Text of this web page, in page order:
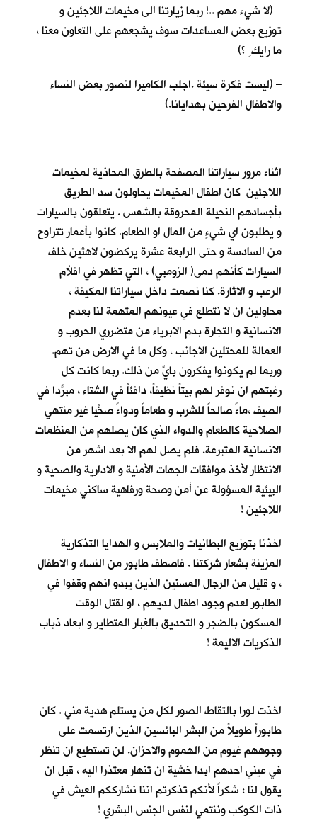
– (لا شيء مهم ..! ربما زيارتنا الى مخيمات اللاجئين و
توزيع بعض المساعدات سوف يشجعهم على التعاون معنا ،
ما رايك ِ ؟)
– (ليست فكرة سيئة .اجلب الكاميرا لنصور بعض النساء
والاطفال الفرحين بهدايانا.)
اثناء مرور سياراتنا المصفحة بالطرق المحاذية لمخيمات
اللاجئين كان اطفال المخيمات يحاولون سد الطريق
بأجسادهم النحيلة المحروقة بالشمس . يتعلقون بالسيارات
و يطلبون اي شيءٍ من المال او الطعام. كانوا بأعمار تتراوح
من السادسة و حتى الرابعة عشرة يركضون لاهثين خلف
السيارات كأنهم دمى( الزومبي) ، التي تظهر في افلأم
الرعب و الاثارة. كنا نصمت داخل سياراتنا المكيفة ،
محاولين ان لا نتطلع في عيونهم المتهمة لنا بعدم
الانسانية و التجارة بدم الابرياء من متضرري الحروب و
العمالة للمحتلين الاجانب ، وكل ما في الارض من تهم.
وربما لم يكونوا يفكرون بايٍّ من ذلك. ربما كانت كل
رغبتهم ان نوفر لهم بيتاً نظيفاً، دافئاً في الشتاء ، مبرّداً في
الصيف ،ماءً صالحاً للشرب و طعاماً ودواءً صحّياً غير منتهي
الصلاحية كالطعام والدواء الذي كان يصلهم من المنظمات
الانسانية المتبرعة. فلم يصل لهم الا بعد اشهر من
الانتظار لأخذ موافقات الجهات الأمنية و الادارية والصحية و
البيئية المسؤولة عن أمن وصحة ورفاهية ساكني مخيمات
اللاجئين !
اخذنا بتوزيع البطانيات والملابس و الهدايا التذكارية
المزينة بشعار شركتنا . فاصطف طابور من النساء و الاطفال
، و قليل من الرجال المسنّين الذين يبدو انهم وقفوا في
الطابور لعدم وجود اطفال لديهم ، او لقتل الوقت
المسكون بالضجر و التحديق بالغبار المتطاير و ابعاد ذباب
الذكريات الاليمة !
اخذت لورا بالتقاط الصور لكل من يستلم هدية مني . كان
طابوراً طويلاً من البشر البائسين الذين ارتسمت على
وجوههم غيوم من الهموم والاحزان. لن تستطيع ان تنظر
في عيني احدهم ابدا خشية ان تنهار معتذرا اليه ، قبل ان
يقول لنا : شكراً لأنكم تذكرتم اننا نشارككم العيش في
ذات الكوكب وننتمي لنفس الجنس البشري !